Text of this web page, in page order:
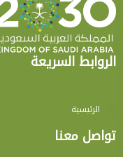
الروابط السريعة
الرئيسية
تواصل معنا